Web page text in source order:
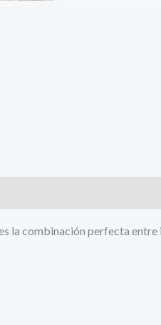
la combinación perfecta